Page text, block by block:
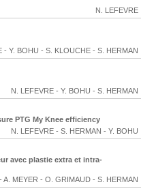
N. LEFEVRE
- Y. BOHU - S. KLOUCHE - S. HERMAN
N. LEFEVRE - Y. BOHU - S. HERMAN
PTG My Knee efficiency
N. LEFEVRE - S. HERMAN - Y. BOHU
avec plastie extra et intra-
- A. MEYER - O. GRIMAUD - S. HERMAN